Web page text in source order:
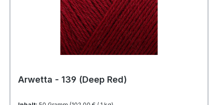
Arwetta - 139 (Deep Red)